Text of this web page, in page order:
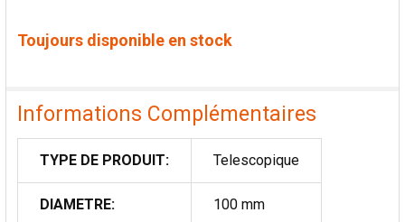
Toujours disponible en stock
Informations Complémentaires
TYPE DE PRODUIT: Telescopique
DIAMETRE: 100 mm